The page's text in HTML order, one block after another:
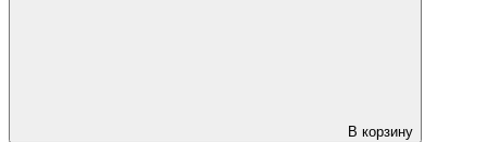
В корзину